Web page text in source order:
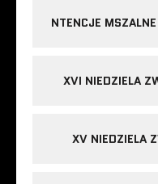
NTENCJE
XVI NIEDZIELA
XV NIEDZIELA